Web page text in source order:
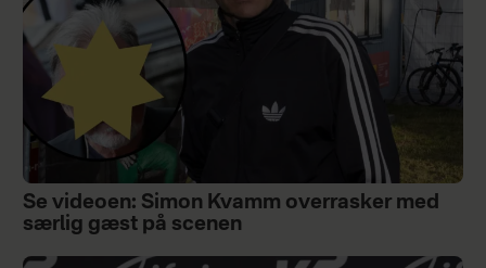
Se videoen: Simon Kvamm overrasker med
særlig gæst på scenen